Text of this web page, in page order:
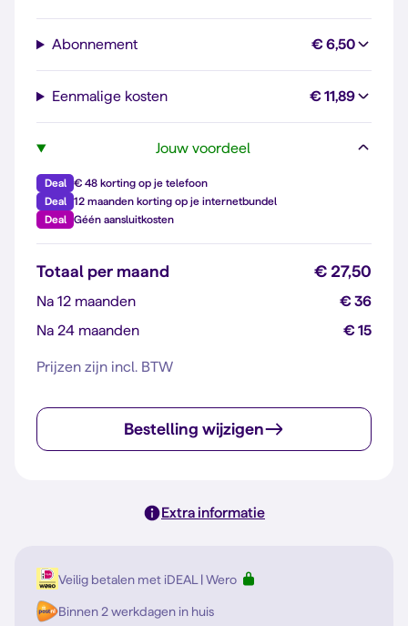
Abonnement € 6,50
Eenmalige kosten € 11,89
Jouw voordeel
Deal
€ 48 korting op je telefoon
Deal
12 maanden korting op je internetbundel
Deal
Géén aansluitkosten
Totaal per maand € 27,50
Na 12 maanden
€ 36
Na 24 maanden
€ 15
Prijzen zijn incl. BTW
Bestelling wijzigen
Extra informatie
Veilig betalen met iDEAL | Wero
Binnen 2 werkdagen in huis